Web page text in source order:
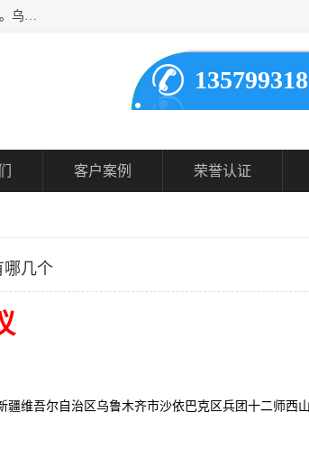
乌鲁木齐福寿家园商务咨询服务有限公司从事：殡葬服务、福寿园、公墓、墓地、迁坟服务等服务，全国统一热线电话：*。乌鲁木齐福寿家园商务咨询服务有限公司提供多种一条龙服务套餐，满足各阶层的实际需求。实实在在做到省心、省力、省钱。
客户案例 荣誉认证
哪几个
疆维吾尔自治区乌鲁木齐市沙依巴克区兵团十二师西